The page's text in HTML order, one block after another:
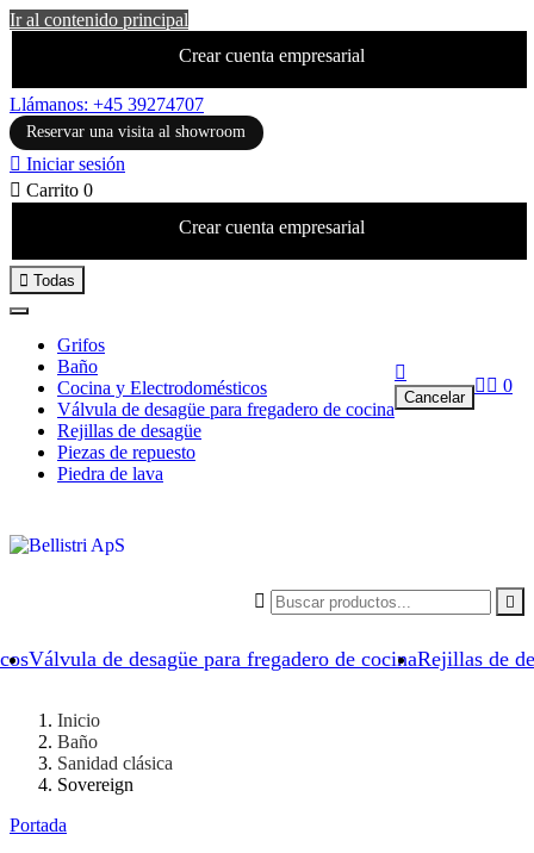
Ir al contenido principal
Crear cuenta empresarial
Llámanos: +45 39274707
Reservar una visita al showroom
 Iniciar sesión
 Carrito 0
Crear cuenta empresarial
Válvula de desagüe para fregadero de cocinaRejillas de
 Todas
Grifos
Baño
Cocina y Electrodomésticos
Válvula de desagüe para fregadero de cocina
Rejillas de desagüe
Piezas de repuesto
Piedra de lava
 

Cancelar
  0
Inicio
Baño
Sanidad clásica
Sovereign
Portada